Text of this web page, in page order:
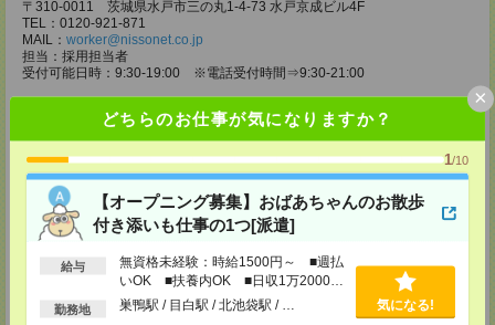
どちらのお仕事が気になりますか？
1/10
【オープニング募集】おばあちゃんのお散歩
付き添いも仕事の1つ[派遣]
給与
無資格未経験：時給1500円～ ■週払
いOK ■扶養内OK ■日収1万2000円
以上
勤務地 巣鴨駅 / 目白駅 / 北池袋駅 / … 気になる!
×
〒310-0011 茨城県水戸市三の丸1-4-73 水戸京成ビル4F
TEL：0120-921-871
MAIL： worker@nissonet.co.jp
担当：採用担当者
受付可能日時：9:30-19:00 ※電話受付時間⇒9:30-21:00
〒320-0811 栃木県宇都宮市大通り1-2-11 フコク生命ビル4F
TEL：0120-921-871
MAIL：worker@nissonet.co.jp
担当：採用担当者
受付可能日時：9:30-19:00 ※電話受付時間⇒9:30-21:00
高崎支社
支社内）
TEL：0120-921-871
MAIL： worker@nissonet.co.jp
担当：採用担当者